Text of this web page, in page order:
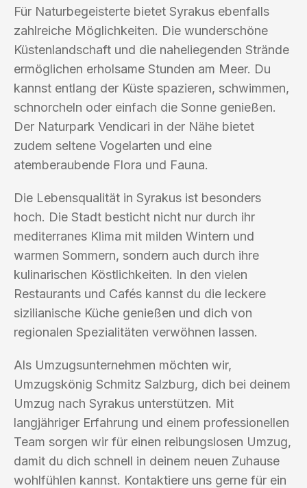
Für Naturbegeisterte bietet Syrakus ebenfalls
zahlreiche Möglichkeiten. Die wunderschöne
Küstenlandschaft und die naheliegenden Strände
ermöglichen erholsame Stunden am Meer. Du
kannst entlang der Küste spazieren, schwimmen,
schnorcheln oder einfach die Sonne genießen.
Der Naturpark Vendicari in der Nähe bietet
zudem seltene Vogelarten und eine
atemberaubende Flora und Fauna.
Die Lebensqualität in Syrakus ist besonders
hoch. Die Stadt besticht nicht nur durch ihr
mediterranes Klima mit milden Wintern und
warmen Sommern, sondern auch durch ihre
kulinarischen Köstlichkeiten. In den vielen
Restaurants und Cafés kannst du die leckere
sizilianische Küche genießen und dich von
regionalen Spezialitäten verwöhnen lassen.
Als Umzugsunternehmen möchten wir,
Umzugskönig Schmitz Salzburg, dich bei deinem
Umzug nach Syrakus unterstützen. Mit
langjähriger Erfahrung und einem professionellen
Team sorgen wir für einen reibungslosen Umzug,
damit du dich schnell in deinem neuen Zuhause
wohlfühlen kannst. Kontaktiere uns gerne für ein